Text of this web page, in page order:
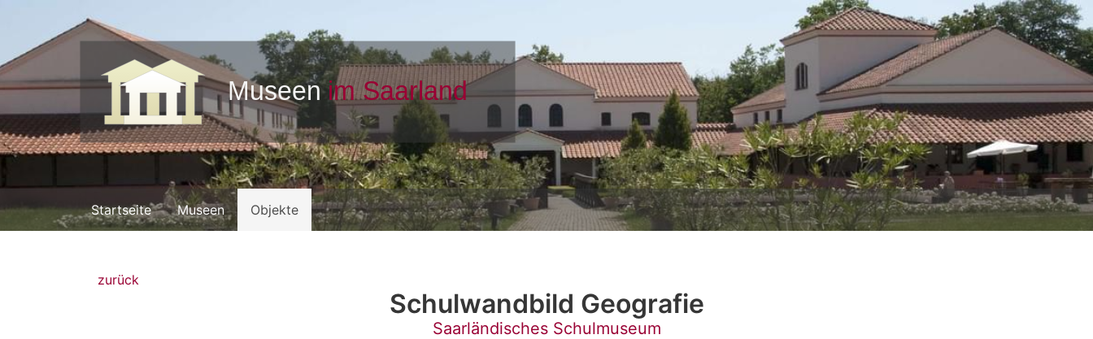
Startseite Museen Objekte
zurück
Schulwandbild Geografie
Saarländisches Schulmuseum